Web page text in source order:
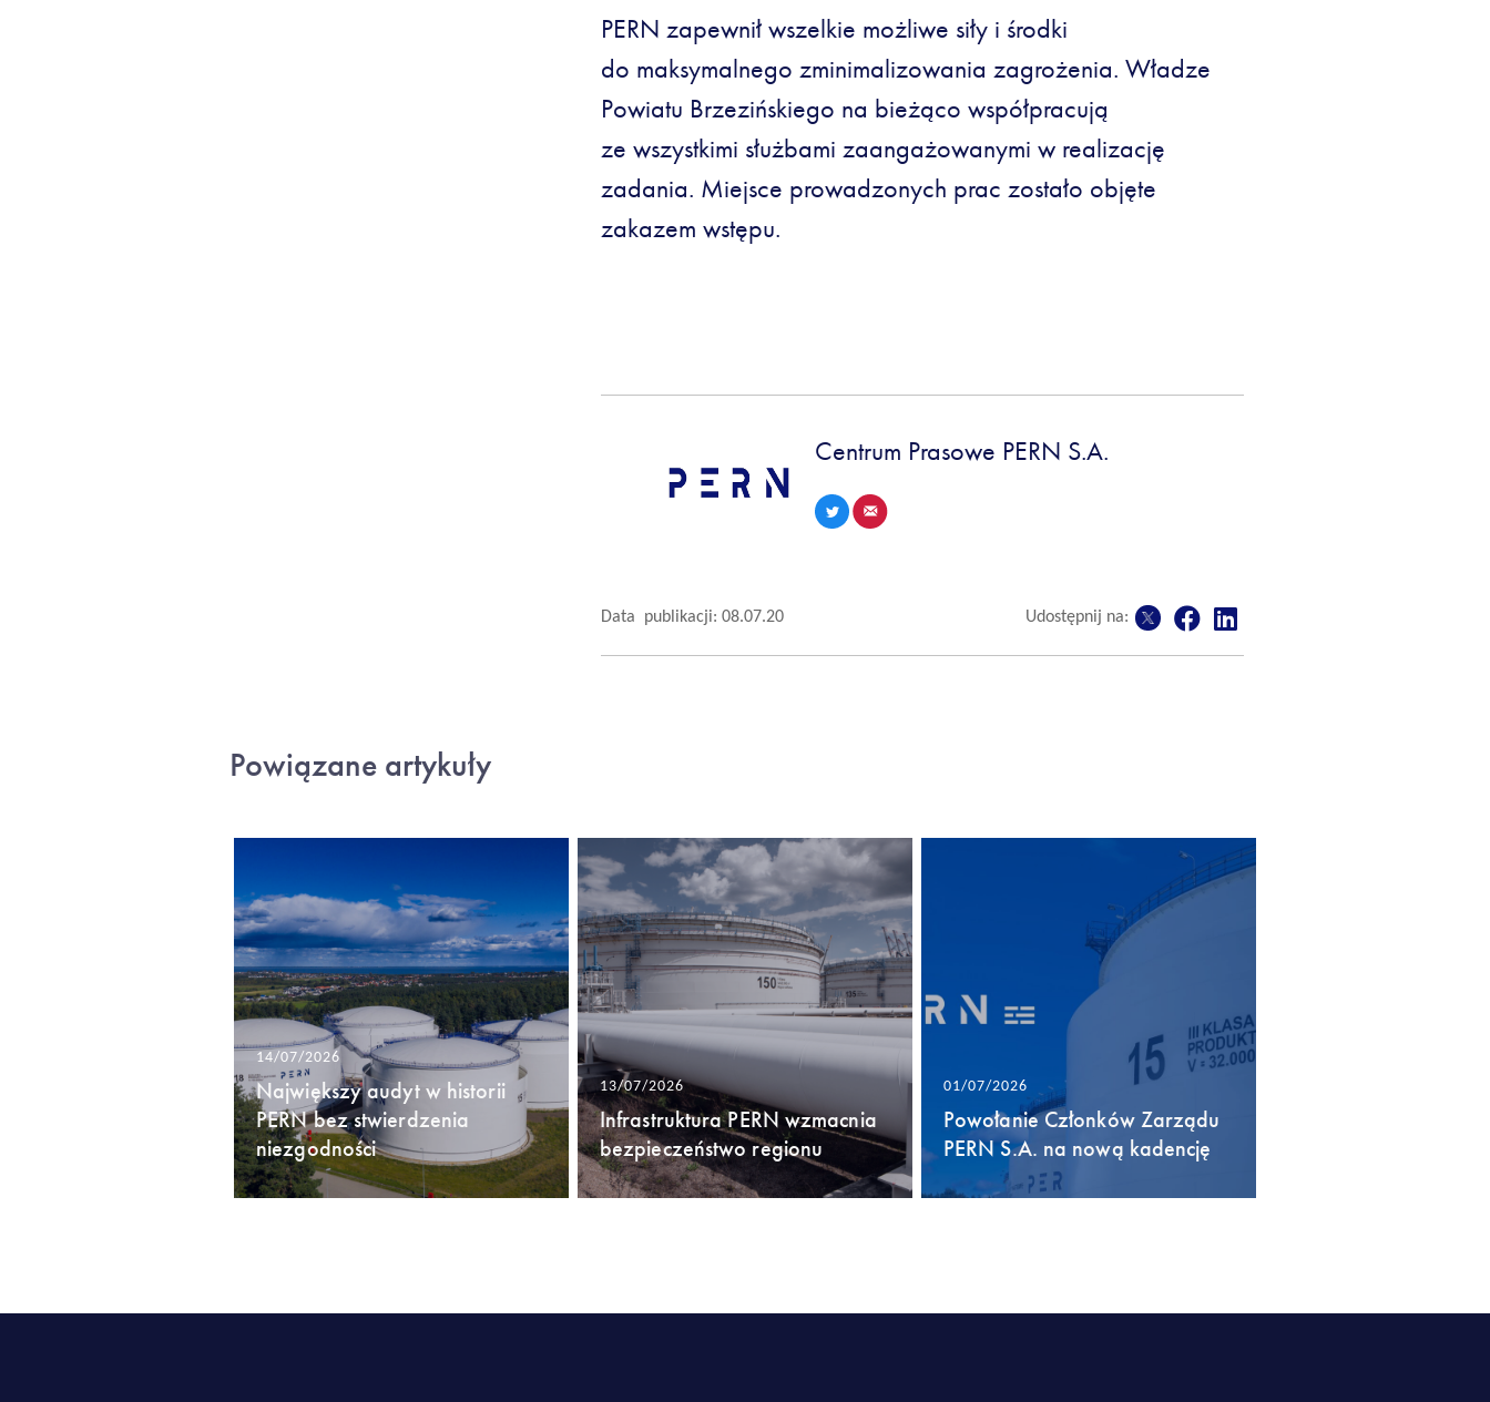
PERN zapewnił wszelkie możliwe siły i środki
do maksymalnego zminimalizowania zagrożenia. Władze
Powiatu Brzezińskiego na bieżąco współpracują
ze wszystkimi służbami zaangażowanymi w realizację
zadania. Miejsce prowadzonych prac zostało objęte
zakazem wstępu.
Centrum Prasowe PERN S.A.
Data publikacji: 08.07.20 Udostępnij na:
Powiązane artykuły
14/07/2026
Największy audyt w historii
PERN bez stwierdzenia
niezgodności
13/07/2026
Infrastruktura PERN wzmacnia
bezpieczeństwo regionu
01/07/2026
Powołanie Członków Zarządu
PERN S.A. na nową kadencję